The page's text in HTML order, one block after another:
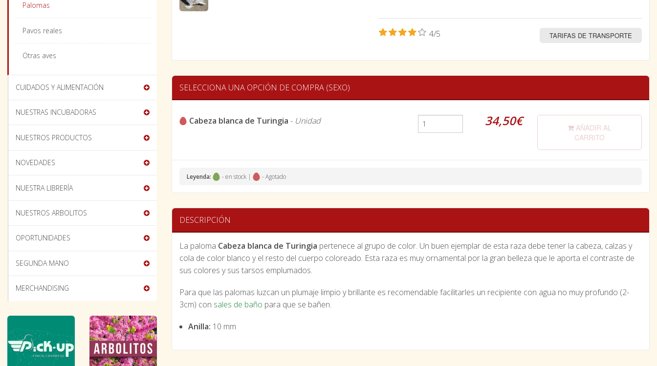
4/5 TARIFAS DE TRANSPORTE
SELECCIONA UNA OPCIÓN DE COMPRA (SEXO)
Cabeza blanca de Turingia - Unidad 34,50€
AÑADIR AL
CARRITO
Leyenda: - en stock | - Agotado
DESCRIPCIÓN
La paloma Cabeza blanca de Turingia pertenece al grupo de color. Un buen ejemplar de esta raza debe tener la cabeza, calzas y
cola de color blanco y el resto del cuerpo coloreado. Esta raza es muy ornamental por la gran belleza que le aporta el contraste de
sus colores y sus tarsos emplumados.
Para que las palomas luzcan un plumaje limpio y brillante es recomendable facilitarles un recipiente con agua no muy profundo (2-
3cm) con sales de baño para que se bañen.
Anilla: 10 mm
Palomas
Pavos reales
Otras aves
CUIDADOS Y ALIMENTACIÓN
NUESTRAS INCUBADORAS
NUESTROS PRODUCTOS
NOVEDADES
NUESTRA LIBRERÍA
NUESTROS ARBOLITOS
OPORTUNIDADES
SEGUNDA MANO
MERCHANDISING